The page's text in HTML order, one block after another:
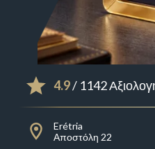
4.9/ 1142
Erétria
Αποστόλη 22